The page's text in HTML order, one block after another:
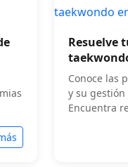
Resuelve
Conoce las
y su
Encuentra